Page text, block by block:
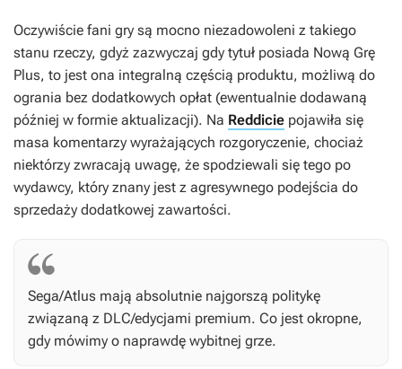
Oczywiście fani gry są mocno niezadowoleni z takiego
stanu rzeczy, gdyż zazwyczaj gdy tytuł posiada Nową Grę
Plus, to jest ona integralną częścią produktu, możliwą do
ogrania bez dodatkowych opłat (ewentualnie dodawaną
później w formie aktualizacji). Na Reddicie pojawiła się
masa komentarzy wyrażających rozgoryczenie, chociaż
niektórzy zwracają uwagę, że spodziewali się tego po
wydawcy, który znany jest z agresywnego podejścia do
sprzedaży dodatkowej zawartości.
Sega/Atlus mają absolutnie najgorszą politykę
związaną z DLC/edycjami premium. Co jest okropne,
gdy mówimy o naprawdę wybitnej grze.